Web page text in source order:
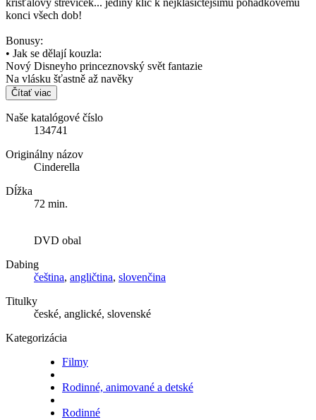
křišťálový střevíček... jediný klíč k nejklasičtějšímu pohádkovému
konci všech dob!
Bonusy:
• Jak se dělají kouzla:
Nový Disneyho princeznovský svět fantazie
Na vlásku šťastně až navěky
Čítať viac
Naše katalógové číslo
134741
Originálny názov
Cinderella
Dĺžka
72 min.
DVD obal
Dabing
čeština, angličtina, slovenčina
Titulky
české, anglické, slovenské
Kategorizácia
Filmy
Rodinné, animované a detské
Rodinné